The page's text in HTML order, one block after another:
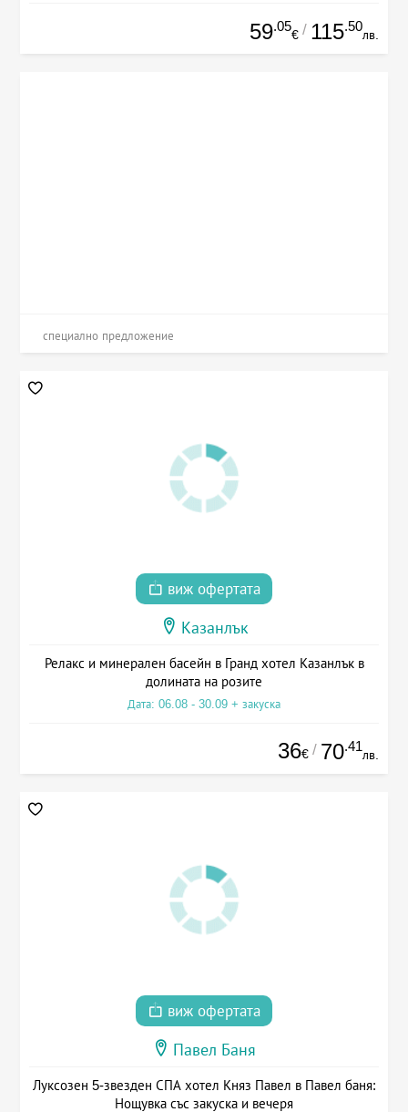
59.05
€ / 115.50
лв.
специално предложение
виж офертата
Казанлък
Релакс и минерален басейн в Гранд хотел Казанлък в
долината на розите
Дата: 06.08 - 30.09 + закуска
36€ / 70.41
лв.
виж офертата
Павел Баня
Луксозен 5-звезден СПА хотел Княз Павел в Павел баня:
Нощувка със закуска и вечеря